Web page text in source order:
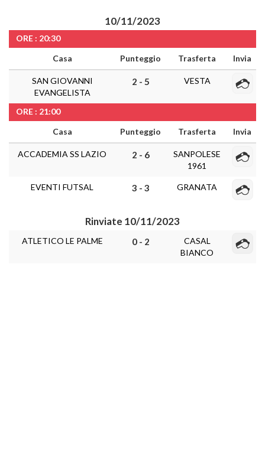
10/11/2023
ORE : 20:30
Casa
Punteggio Trasferta Invia
SAN GIOVANNI
EVANGELISTA
2 - 5 VESTA
ORE : 21:00
Casa
Punteggio Trasferta Invia
ACCADEMIA SS LAZIO 2 - 6
SANPOLESE
1961
EVENTI FUTSAL 3 - 3 GRANATA
Rinviate 10/11/2023
ATLETICO LE PALME 0 - 2
CASAL
BIANCO